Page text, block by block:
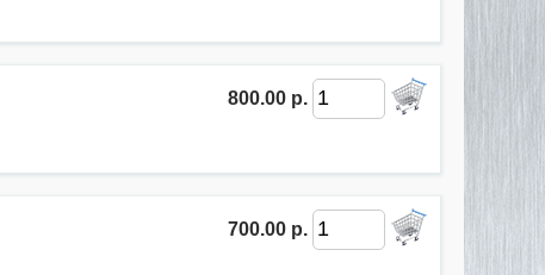
800.00 р.
700.00 р.